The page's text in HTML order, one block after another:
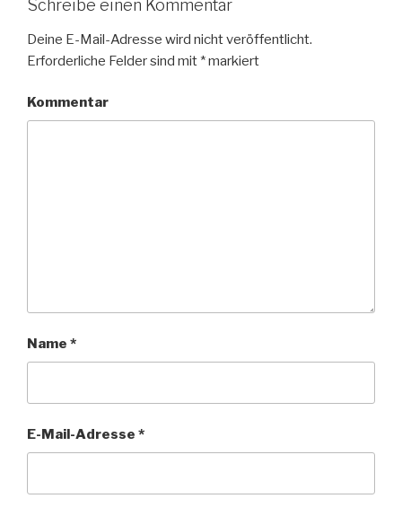
Schreibe einen Kommentar
Deine E-Mail-Adresse wird nicht veröffentlicht.
Erforderliche Felder sind mit *markiert
Kommentar
Name *
E-Mail-Adresse *